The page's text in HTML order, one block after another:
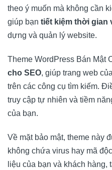
theo ý muốn mà không cần
giúp bạn tiết kiệm thời gian
dựng và quản lý website.
Theme WordPress Bán Mật
cho SEO, giúp trang web
trên các công cụ tìm kiếm.
truy cập tự nhiên và tiềm
của bạn.
Về mặt bảo mật, theme này
không chứa virus hay mã
liệu của bạn và khách